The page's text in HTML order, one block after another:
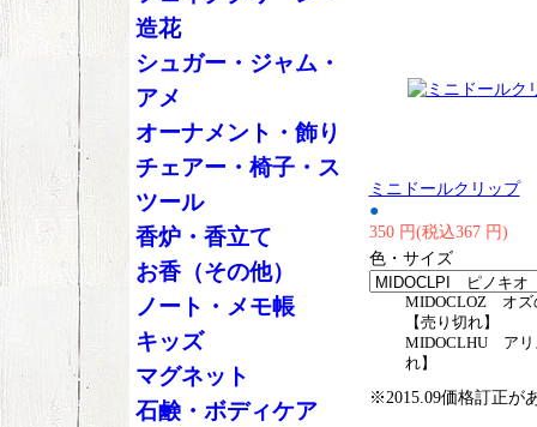
ミニドールクリップ
●
350 円(税込367 円)
色・サイズ
MIDOCLOZ オズ
【売り切れ】
MIDOCLHU アリ
れ】
※2015.09価格訂正が
造花
シュガー・ジャム・
アメ
オーナメント・飾り
チェアー・椅子・ス
ツール
香炉・香立て
お香（その他）
ノート・メモ帳
キッズ
マグネット
石鹸・ボディケア